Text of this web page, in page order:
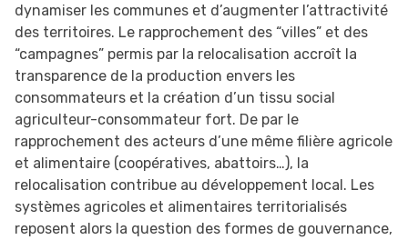
dynamiser les communes et d’augmenter l’attractivité
des territoires. Le rapprochement des “villes” et des
“campagnes” permis par la relocalisation accroît la
transparence de la production envers les
consommateurs et la création d’un tissu social
agriculteur-consommateur fort. De par le
rapprochement des acteurs d’une même filière agricole
et alimentaire (coopératives, abattoirs…), la
relocalisation contribue au développement local. Les
systèmes agricoles et alimentaires territorialisés
reposent alors la question des formes de gouvernance,